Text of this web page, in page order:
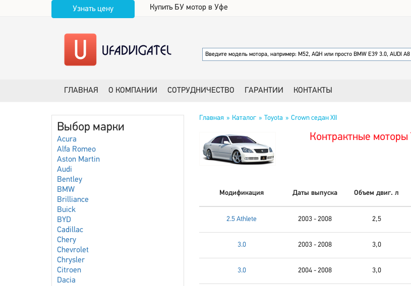
Узнать цену Купить БУ мотор в Уфе
ГЛАВНАЯ О КОМПАНИИ СОТРУДНИЧЕСТВО ГАРАНТИИ КОНТАКТЫ
Выбор марки
Acura
Alfa Romeo
Aston Martin
Audi
Bentley
BMW
Brilliance
Buick
BYD
Cadillac
Chery
Chevrolet
Chrysler
Citroen
Dacia
Главная Каталог Toyota Crown седан XII
Контрактные моторы
Модификация Даты выпуска Объем двиг. л
2.5 Athlete 2003 - 2008 2,5
3.0 2003 - 2008 3,0
3.0 2004 - 2008 3,0